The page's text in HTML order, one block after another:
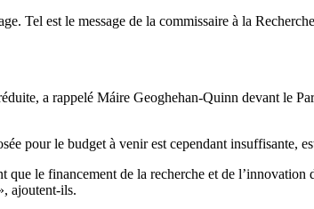
Tel est le message de la commissaire à la
a rappelé Máire Geoghehan-Quinn devant le
pour le budget à venir est cependant insuffisante,
le financement de la recherche et de l’innovation
ajoutent-ils.